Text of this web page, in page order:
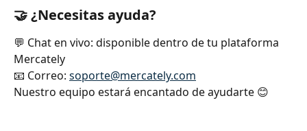
🤝 ¿Necesitas ayuda?
💬 Chat en vivo: disponible dentro de tu plataforma
Mercately
📧 Correo: soporte@mercately.com
Nuestro equipo estará encantado de ayudarte 😊